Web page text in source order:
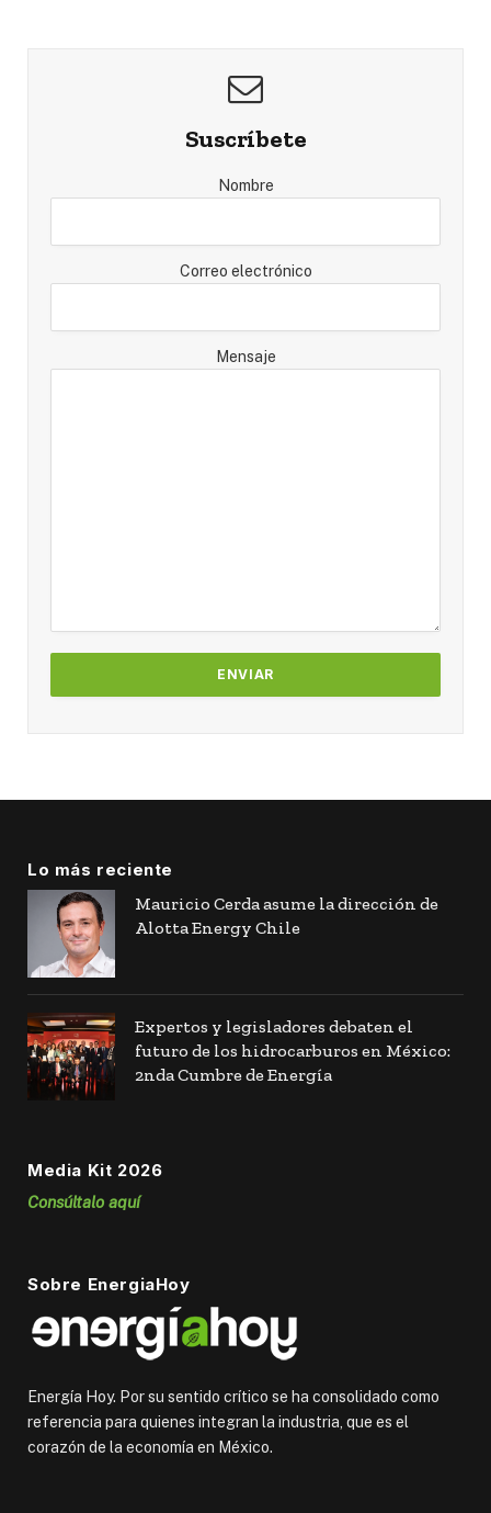
Suscríbete
Nombre
Correo electrónico
Mensaje
Lo más reciente
Mauricio Cerda asume la dirección de
Alotta Energy Chile
Expertos y legisladores debaten el
futuro de los hidrocarburos en México:
2nda Cumbre de Energía
Media Kit 2026
Consúltalo aquí
Sobre EnergiaHoy
Energía Hoy. Por su sentido crítico se ha consolidado como
referencia para quienes integran la industria, que es el
corazón de la economía en México.